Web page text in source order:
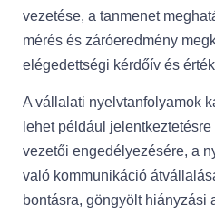
vezetése, a tanmenet
mérés és záróeredmény
elégedettségi kérdőív és
A vállalati nyelvtanfolyamok
lehet például
vezetői engedélyezésére, a
való kommunikáció
bontásra, göngyölt hiányzási